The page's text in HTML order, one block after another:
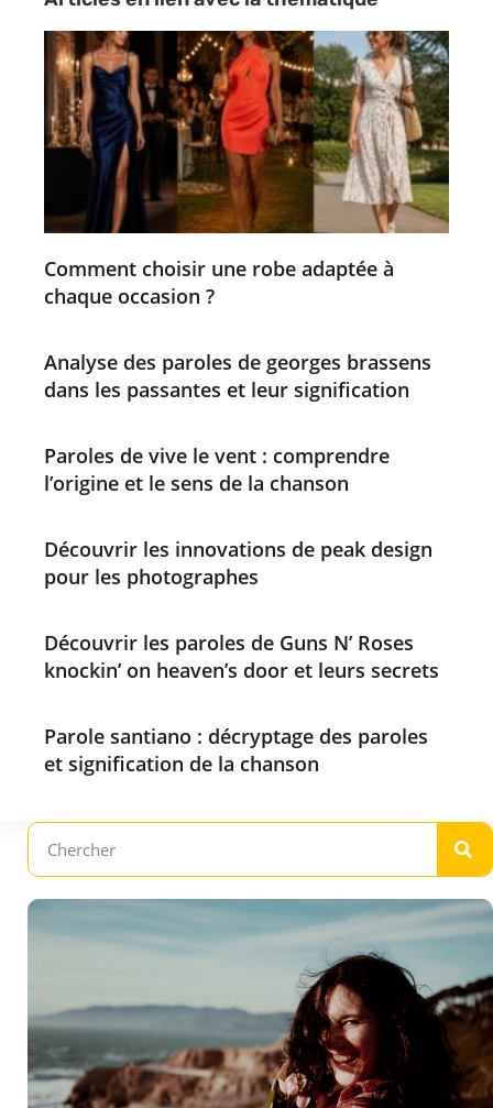
Comment choisir une robe adaptée à
chaque occasion ?
Analyse des paroles de georges brassens
dans les passantes et leur signification
Paroles de vive le vent : comprendre
l’origine et le sens de la chanson
Découvrir les innovations de peak design
pour les photographes
Découvrir les paroles de Guns N’ Roses
knockin’ on heaven’s door et leurs secrets
Parole santiano : décryptage des paroles
et signification de la chanson